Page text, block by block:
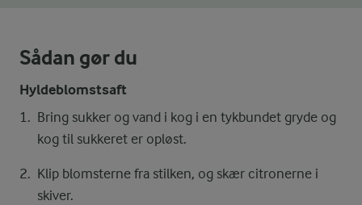
Sådan gør du
Hyldeblomstsaft
Bring sukker og vand i kog i en tykbundet gryde og
kog til sukkeret er opløst.
Klip blomsterne fra stilken, og skær citronerne i
skiver.